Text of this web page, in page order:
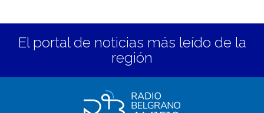
El portal de noticias más leído de la
región